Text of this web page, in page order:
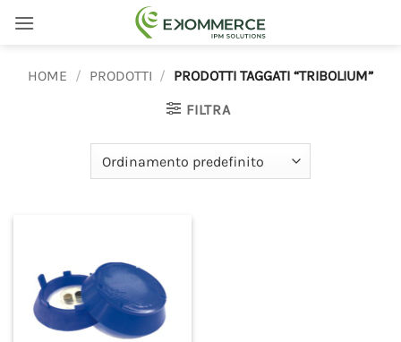
HOME / PRODOTTI / PRODOTTI TAGGATI “TRIBOLIUM”
FILTRA